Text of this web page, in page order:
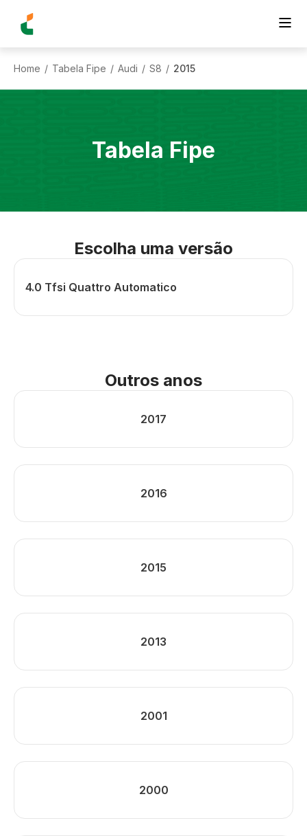
Home / Tabela Fipe / Audi / S8 / 2015
Tabela Fipe
Escolha uma versão
4.0 Tfsi Quattro Automatico
Outros anos
2017
2016
2015
2013
2001
2000